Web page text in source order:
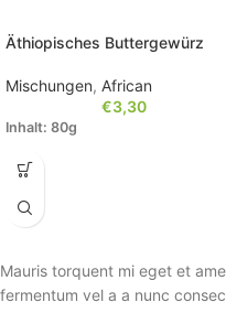
Äthiopisches Buttergewürz
Mischungen, African
€3,30
Inhalt: 80g
Mauris torquent mi eget et
fermentum vel a a nunc